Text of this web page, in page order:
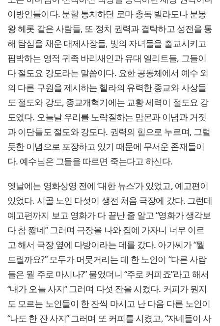
이방인들이다. 분할 통치하던 로마 총독 빌라도나 분봉
왕 헤롯 같은 사람들, 또 정치 권력과 결탁하고 성전을 통
해 탐심을 채운 대제사장들, 빛의 자녀들을 출교시키고
핍박하는 영적 귀족 바리새인과 유대 엘리트들, 그들이
다 절도요 강도라는 말씀이다. 요한 공동체에서 예수 외
의 다른 구원을 제시하는 헬라의 유력한 종교와 사상들
도 절도와 강도, 종교개혁기에는 교황 세력이 절도요 강
도였다. 오늘날 우리를 노략질하는 맘몬과 이념과 거짓
과 이단들도 절도와 강도다. 권력의 힘으로 누르며, 그럴
듯한 이념으로 포장하고 있기 때문에 무서운 존재들이
다. 예수님은 그들을 따르면 죽는다고 하신다.
옛날에는 영화상영 전에 ‘대한 뉴스’가 있었고, 예고편이
있었다. 시골 노인 다섯이 생전 처음 극장에 갔다. 그런데
예고편까지 보고 영화가 다 끝난 줄 알고 “영화가 생각보
다 참 짧네” 그러며 극장을 나와 집에 가자니 너무 이르
고 해서 극장 옆에 다방이라는 데를 갔다. 아가씨가 “뭘
드릴까요?” 모두가 머뭇거리는 데 한 노인이 “다른 사람
들은 뭘 주로 마시나?” 물었더니 “주로 커피죠”라고 해서
“내가 오늘 사지” 그러며 다섯 잔을 시켰다. 커피가 뭔지
도 모르는 노인들이 한 잔씩 마시고 난 다음 다른 노인이
“나도 한 잔 사지” 그러며 또 커피를 시켰고, “자네들이 사